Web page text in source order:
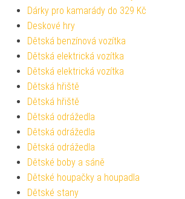
Dárky pro kamarády do 329 Kč
Deskové hry
Dětská benzínová vozítka
Dětská elektrická vozítka
Dětská elektrická vozítka
Dětská hřiště
Dětská hřiště
Dětská odrážedla
Dětská odrážedla
Dětská odrážedla
Dětské boby a sáně
Dětské houpačky a houpadla
Dětské stany